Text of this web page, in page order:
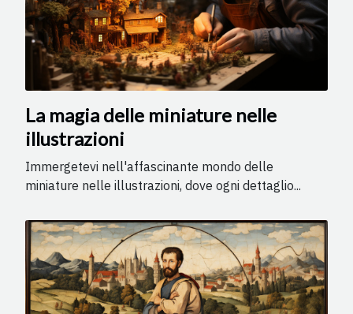
La magia delle miniature nelle
illustrazioni
Immergetevi nell'affascinante mondo delle
miniature nelle illustrazioni, dove ogni dettaglio...